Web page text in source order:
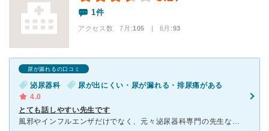
1件
アクセス数 7月:105 | 6月:93
尿が漏れるの口コミ
泌尿器科
尿が出にくい・尿が漏れる・排尿痛がある
4.0
とても話しやすい先生です
風邪やインフルエンザだけでなく、元々泌尿器科専門の先生なので、膀胱炎でもお世話になりました。 すごく話しやすい気さくな先生で、人見知りの激しい子供でも上手にあやしながら接してくださいますので、安心し